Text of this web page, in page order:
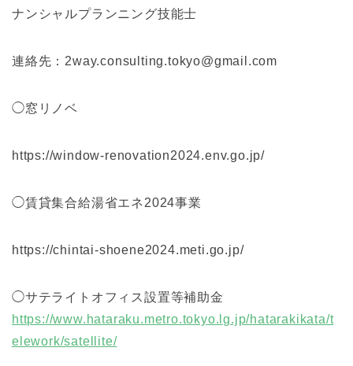
ナンシャルプランニング技能士
連絡先：2way.consulting.tokyo@gmail.com
◯窓リノベ
https://window-renovation2024.env.go.jp/
◯賃貸集合給湯省エネ2024事業
https://chintai-shoene2024.meti.go.jp/
◯サテライトオフィス設置等補助金
https://www.hataraku.metro.tokyo.lg.jp/hatarakikata/t
elework/satellite/